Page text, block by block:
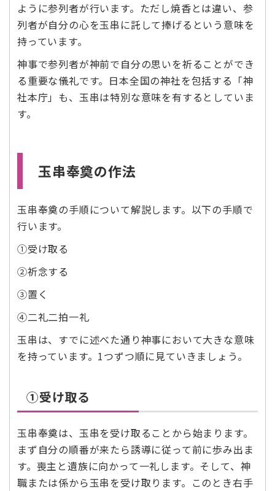
ように参列者が行います。ただし焼香とは違い、参
列者が自分の心を玉串に託して捧げるという意味を
持っています。
神事で参列者が神前で自分の思いを祈ることができ
る重要な儀礼です。日本全国の神社を包括する「神
社本庁」も、玉串は特別な意味を有するとしていま
す。
玉串奉奠の作法
玉串奉奠の手順について解説します。以下の手順で
行います。
➀受け取る
②祈念する
③置く
④二礼二拍一礼
玉串は、すでに述べた通り神事において大きな意味
を持っています。1つずつ順に見ていきましょう。
➀受け取る
玉串奉奠は、玉串を受け取ることから始まります。
まず自分の順番が来たら誘導に従って前に歩み出ま
す。喪主と遺族に向かって一礼します。そして、神
職または係から玉串を受け取ります。このとき右手